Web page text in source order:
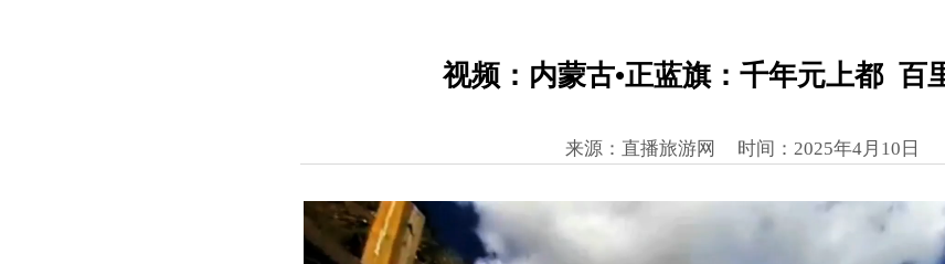
视频：内蒙古•正蓝旗：千年元上都 百
来源：直播旅游网 时间 ： 2025年4月10日